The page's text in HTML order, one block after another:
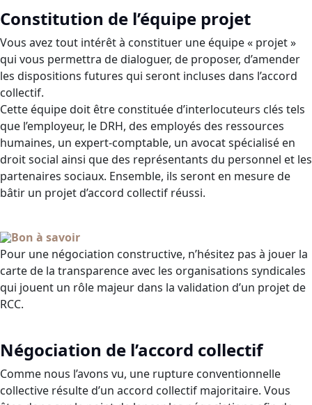
Constitution de l’équipe projet
Vous avez tout intérêt à constituer une équipe « projet »
qui vous permettra de dialoguer, de proposer, d’amender
les dispositions futures qui seront incluses dans l’accord
collectif.
Cette équipe doit être constituée d’interlocuteurs clés tels
que l’employeur, le DRH, des employés des ressources
humaines, un expert-comptable, un avocat spécialisé en
droit social ainsi que des représentants du personnel et les
partenaires sociaux. Ensemble, ils seront en mesure de
bâtir un projet d’accord collectif réussi.
Bon à savoir
Pour une négociation constructive, n’hésitez pas à jouer la
carte de la transparence avec les organisations syndicales
qui jouent un rôle majeur dans la validation d’un projet de
RCC.
Négociation de l’accord collectif
Comme nous l’avons vu, une rupture conventionnelle
collective résulte d’un accord collectif majoritaire. Vous